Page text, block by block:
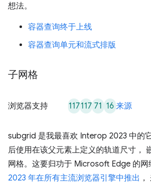
想法。
容器查询终于上线
容器查询单元和流式排版
子网格
浏览器支持 117117 71 16 来源
subgrid 是我最喜欢 Interop 2023 中的
后使用在该父元素上定义的轨道尺寸，
网格。这要归功于 Microsoft Edge 的网
2023 年在所有主流浏览器引擎中推出